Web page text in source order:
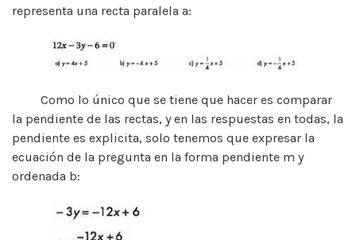
representa una recta paralela a:
Como lo único que se tiene que hacer es comparar
la pendiente de las rectas, y en las respuestas en todas, la
pendiente es explicita, solo tenemos que expresar la
ecuación de la pregunta en la forma pendiente m y
ordenada b: